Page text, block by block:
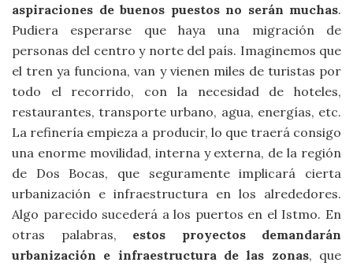
aspiraciones de buenos puestos no serán muchas.
Pudiera esperarse que haya una migración de
personas del centro y norte del país. Imaginemos que
el tren ya funciona, van y vienen miles de turistas por
todo el recorrido, con la necesidad de hoteles,
restaurantes, transporte urbano, agua, energías, etc.
La refinería empieza a producir, lo que traerá consigo
una enorme movilidad, interna y externa, de la región
de Dos Bocas, que seguramente implicará cierta
urbanización e infraestructura en los alrededores.
Algo parecido sucederá a los puertos en el Istmo. En
otras palabras, estos proyectos demandarán
urbanización e infraestructura de las zonas, que